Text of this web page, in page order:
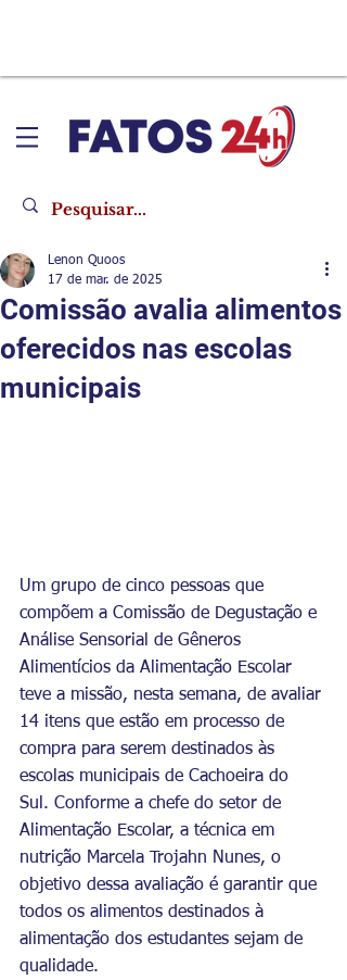
Comissão avalia alimentos
oferecidos nas escolas
municipais
Lenon Quoos
17 de mar. de 2025
Um grupo de cinco pessoas que
compõem a Comissão de Degustação e
Análise Sensorial de Gêneros
Alimentícios da Alimentação Escolar
teve a missão, nesta semana, de avaliar
14 itens que estão em processo de
compra para serem destinados às
escolas municipais de Cachoeira do
Sul. Conforme a chefe do setor de
Alimentação Escolar, a técnica em
nutrição Marcela Trojahn Nunes, o
objetivo dessa avaliação é garantir que
todos os alimentos destinados à
alimentação dos estudantes sejam de
qualidade.